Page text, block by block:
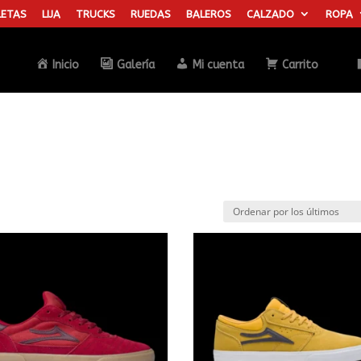
LIJA TRUCKS RUEDAS BALEROS CALZADO ROPA
Inicio Galería Mi cuenta Carrito
Búsqueda